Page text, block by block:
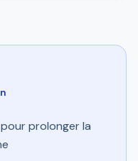
prolonger la